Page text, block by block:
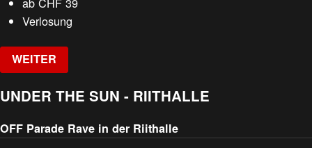
Verlosung
WEITER
UNDER THE SUN - RIITHALLE
OFF Parade Rave in der Riithalle